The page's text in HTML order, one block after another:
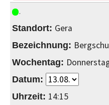
Gera
14:15